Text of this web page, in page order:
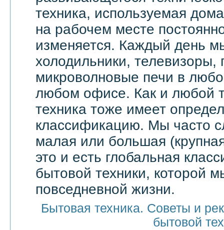
техника, используемая
на рабочем месте
изменяется. Каждый день
холодильники,
микроволновые печи в
любом офисе. Как и любой
техника тоже имеет
классификацию. Мы часто
малая или большая
это и есть глобальная
бытовой техники, которой
повседневной жизни.
Бытовая техника. Советы и
бытовой